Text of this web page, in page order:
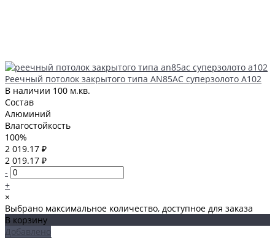
Реечный потолок закрытого типа AN85AС суперзолото А102
В наличии 100 м.кв.
Состав
Алюминий
Влагостойкость
100%
2 019.17 ₽
2 019.17 ₽
-
+
×
Выбрано максимальное количество, доступное для заказа
В корзину
Добавлено